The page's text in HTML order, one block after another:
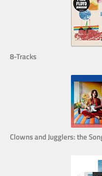
8-Tracks
Clowns and Jugglers: the